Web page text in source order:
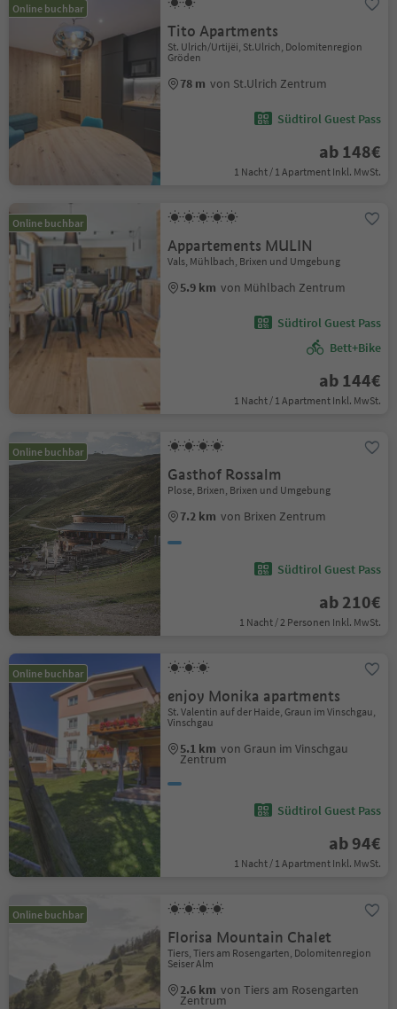
Online buchbar
Tito Apartments
St. Ulrich/Urtijëi, St.Ulrich, Dolomitenregion
Gröden
78 m von St.Ulrich Zentrum
Südtirol Guest Pass
ab 148€
1 Nacht / 1 Apartment Inkl. MwSt.
Online buchbar
Appartements MULIN
Vals, Mühlbach, Brixen und Umgebung
5.9 km von Mühlbach Zentrum
Südtirol Guest Pass
Bett+Bike
ab 144€
1 Nacht / 1 Apartment Inkl. MwSt.
Online buchbar
Gasthof Rossalm
Plose, Brixen, Brixen und Umgebung
7.2 km von Brixen Zentrum
Südtirol Guest Pass
ab 210€
1 Nacht / 2 Personen Inkl. MwSt.
Online buchbar
enjoy Monika apartments
St. Valentin auf der Haide, Graun im Vinschgau,
Vinschgau
5.1 km von Graun im Vinschgau
Zentrum
Südtirol Guest Pass
ab 94€
1 Nacht / 1 Apartment Inkl. MwSt.
Online buchbar
Florisa Mountain Chalet
Tiers, Tiers am Rosengarten, Dolomitenregion
Seiser Alm
2.6 km von Tiers am Rosengarten
Zentrum